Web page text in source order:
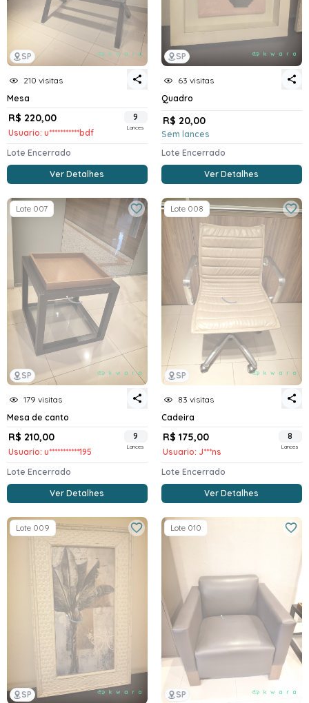
SP
210 visitas
Mesa
R$ 220,00
Usuario: u***********bdf
9
Lances
Lote Encerrado
Ver Detalhes
SP
63 visitas
Quadro
R$ 20,00
Sem lances
Lote Encerrado
Ver Detalhes
SP
Lote 007
179 visitas
Mesa de canto
R$ 210,00
Usuario: u***********195
9
Lances
Lote Encerrado
Ver Detalhes
SP
Lote 008
83 visitas
Cadeira
R$ 175,00
Usuario: J***ns
8
Lances
Lote Encerrado
Ver Detalhes
SP
Lote 009
SP
Lote 010